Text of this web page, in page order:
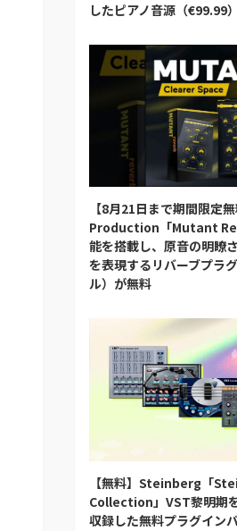
したピアノ音源（€99.99
【8月21日まで期間限定
Production「Mutant
能を搭載し、原音の明瞭
を表現するリバーブプラ
ル）が無料
【無料】Steinberg「
Collection」VST黎明期
収録した無料プラグイン